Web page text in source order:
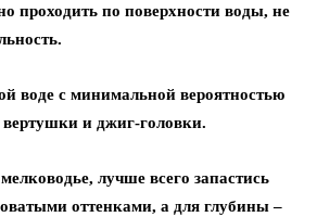
проходить по поверхности воды, не
воде с минимальной вероятностью
вертушки и джиг-головки.
лучше всего запастись
оттенками, а для глубины –